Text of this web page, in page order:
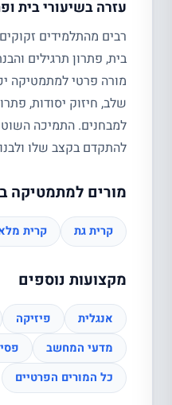
עזרה בשיעורי בית
רבים מהתלמידים
בית, פתרון תרגילים
מורה פרטי למתמטיקה
שלב, חיזוק יסודות,
למבחנים. התמיכה
להתקדם בקצב שלו
מורים למתמטיקה
קרית גת קרית
מקצועות נוספים
אנגלית פיזיקה
מדעי המחשב
כל המורים הפרטיים